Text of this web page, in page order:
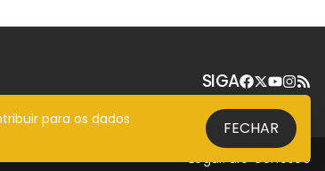
SIGA
LegalFale Conosco
para os dados
FECHAR